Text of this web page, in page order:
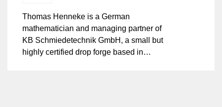
Thomas Henneke is a German
mathematician and managing partner of
KB Schmiedetechnik GmbH, a small but
highly certified drop forge based in